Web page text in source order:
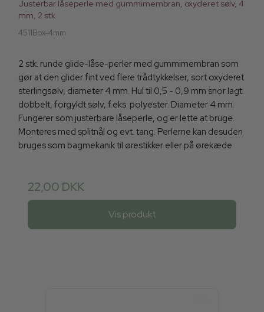
Justerbar låseperle med gummimembran, oxyderet sølv, 4
mm, 2 stk
4511Box-4mm
2 stk. runde glide-låse-perler med gummimembran som
gør at den glider fint ved flere trådtykkelser, sort oxyderet
sterlingsølv, diameter 4 mm. Hul til 0,5 - 0,9 mm snor lagt
dobbelt, forgyldt sølv, f.eks. polyester. Diameter 4 mm.
Fungerer som justerbare låseperle, og er lette at bruge.
Monteres med splitnål og evt. tang. Perlerne kan desuden
bruges som bagmekanik til ørestikker eller på ørekæde
22,00 DKK
Vis produkt